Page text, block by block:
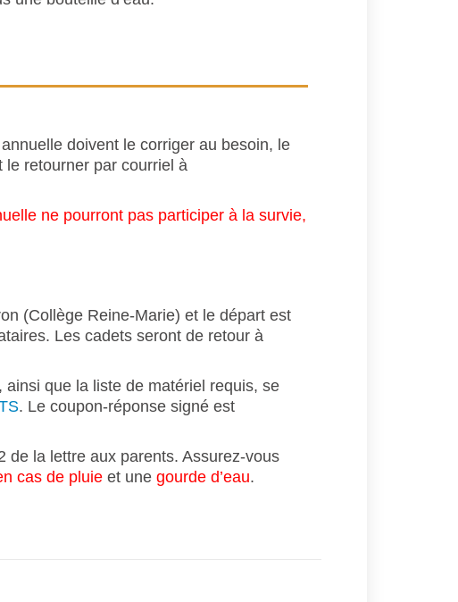
doivent le corriger au besoin, le
le retourner par courriel à
ne pourront pas participer à la survie,
(Collège Reine-Marie) et le départ est
Les cadets seront de retour à
que la liste de matériel requis, se
. Le coupon-réponse signé est
de la lettre aux parents. Assurez-vous
cas de pluie et unegourde d’eau.